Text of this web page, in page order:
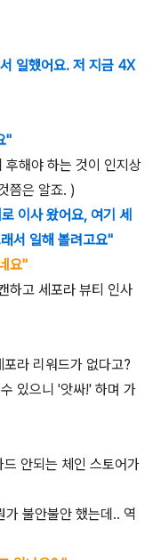
일했어요. 저 지금 4X
"
후해야 하는 것이 인지상
쯤은 알죠. )
이사 왔어요, 여기 세
서 일해 볼려고요"
요"
하고 세포라 뷰티 인사
라 리워드가 없다고?
있으니 '앗싸!' 하며 가
안되는 체인 스토어가
불안불안 했는데.. 역